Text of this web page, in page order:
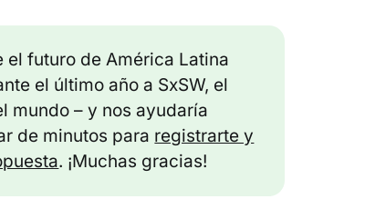
el futuro de América Latina
el último año a SxSW, el
mundo – y nos ayudaría
de minutos para registrarte y
. ¡Muchas gracias!